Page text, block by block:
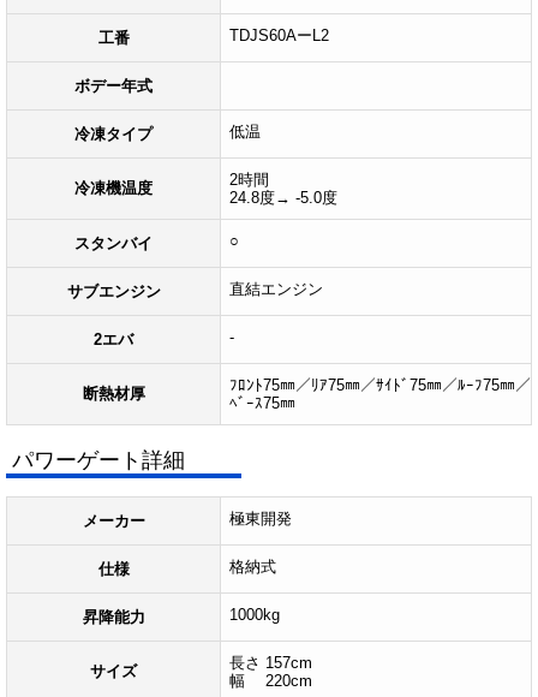
工番 TDJS60AーL2
ボデー年式
冷凍タイプ 低温
冷凍機温度
2時間
24.8度→ -5.0度
スタンバイ ○
サブエンジン 直結エンジン
2エバ -
断熱材厚
ﾌﾛﾝﾄ75㎜／ﾘｱ75㎜／ｻｲﾄﾞ75㎜／ﾙｰﾌ75㎜／
ﾍﾞｰｽ75㎜
パワーゲート詳細
メーカー 極東開発
仕様 格納式
昇降能力 1000kg
サイズ
長さ 157cm
幅 220cm